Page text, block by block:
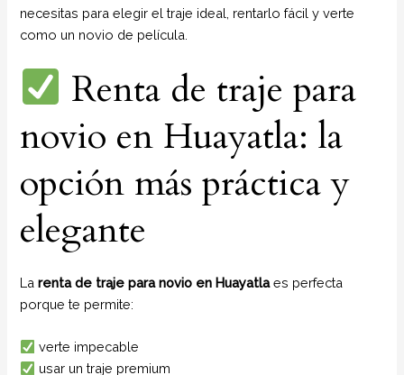
necesitas para elegir el traje ideal, rentarlo fácil y verte
como un novio de película.
Renta de traje para
novio en Huayatla: la
opción más práctica y
elegante
Larenta de traje para novio en Huayatlaes perfecta
porque te permite:
verte impecable
usar un traje premium